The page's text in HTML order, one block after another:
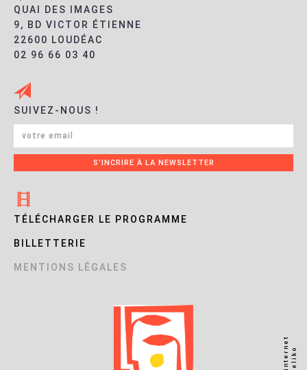
QUAI DES IMAGES
9, BD VICTOR ÉTIENNE
22600 LOUDÉAC
02 96 66 03 40
SUIVEZ-NOUS !
TÉLÉCHARGER LE PROGRAMME
BILLETTERIE
MENTIONS LÉGALES